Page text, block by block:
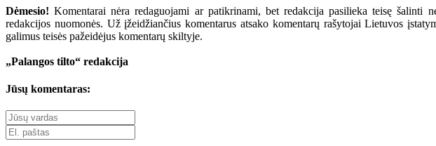
Dėmesio! Komentarai nėra redaguojami ar patikrinami, bet redakcija pasilieka teisę šalinti
redakcijos nuomonės. Už įžeidžiančius komentarus atsako komentarų rašytojai Lietuvos
galimus teisės pažeidėjus komentarų skiltyje.
„Palangos tilto“ redakcija
Jūsų komentaras: